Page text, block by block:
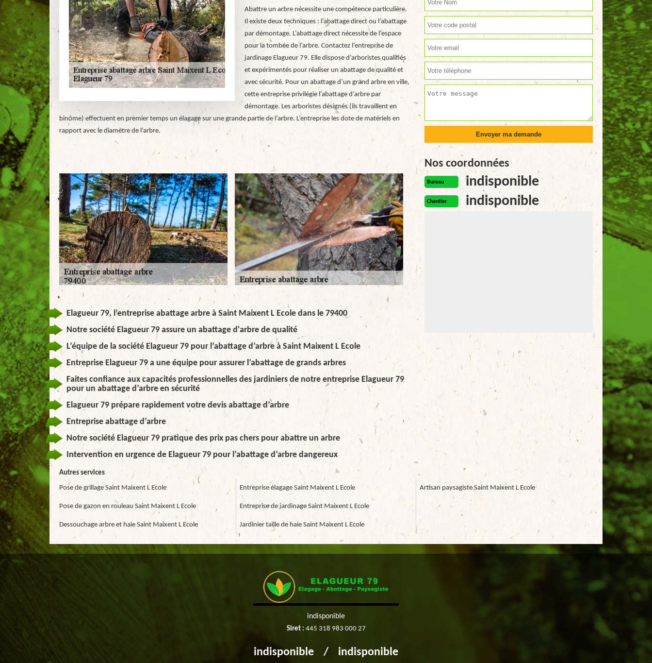
Abattre un arbre nécessite une compétence particulière.
Il existe deux techniques : l’abattage direct ou l’abattage
par démontage. L’abattage direct nécessite de l’espace
pour la tombée de l’arbre. Contactez l’entreprise de
jardinage Elagueur 79. Elle dispose d’arboristes qualifiés
et expérimentés pour réaliser un abattage de qualité et
avec sécurité. Pour un abattage d’un grand arbre en ville,
cette entreprise privilégie l’abattage d’arbre par
démontage. Les arboristes désignés (ils travaillent en
binôme) effectuent en premier temps un élagage sur une grande partie de l’arbre. L’entreprise les dote de matériels en
rapport avec le diamètre de l’arbre.
Elagueur 79, l’entreprise abattage arbre à Saint Maixent L Ecole dans le 79400
Notre société Elagueur 79 assure un abattage d'arbre de qualité
L’équipe de la société Elagueur 79 pour l’abattage d’arbre à Saint Maixent L Ecole
Entreprise Elagueur 79 a une équipe pour assurer l’abattage de grands arbres
Faites confiance aux capacités professionnelles des jardiniers de notre entreprise Elagueur 79
pour un abattage d’arbre en sécurité
Elagueur 79 prépare rapidement votre devis abattage d’arbre
Entreprise abattage d’arbre
Notre société Elagueur 79 pratique des prix pas chers pour abattre un arbre
Intervention en urgence de Elagueur 79 pour l’abattage d’arbre dangereux
Nos coordonnées
Bureau indisponible
Chantier indisponible
Autres services
Pose de grillage Saint Maixent L Ecole
Pose de gazon en rouleau Saint Maixent L Ecole
Dessouchage arbre et haie Saint Maixent L Ecole
Entreprise élagage Saint Maixent L Ecole
Entreprise de jardinage Saint Maixent L Ecole
Jardinier taille de haie Saint Maixent L Ecole
Artisan paysagiste Saint Maixent L Ecole
indisponible
Siret : 445 318 983 000 27
indisponible / indisponible